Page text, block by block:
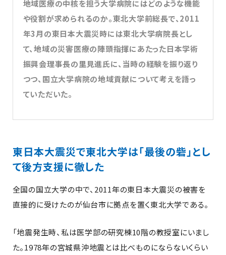
地域医療の中核を担う大学病院にはどのような機能
や役割が求められるのか。東北大学前総長で、2011
年3月の東日本大震災時には東北大学病院長とし
て、地域の災害医療の陣頭指揮にあたった日本学術
振興会理事長の里見進氏に、当時の経験を振り返り
つつ、国立大学病院の地域貢献について考えを語っ
ていただいた。
東日本大震災で東北大学は「最後の砦」とし
て後方支援に徹した
全国の国立大学の中で、2011年の東日本大震災の被害を
直接的に受けたのが仙台市に拠点を置く東北大学である。
「地震発生時、私は医学部の研究棟10階の教授室にいまし
た。1978年の宮城県沖地震とは比べものにならないくらい